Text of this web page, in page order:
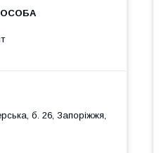
б. 26, Запоріжжя,